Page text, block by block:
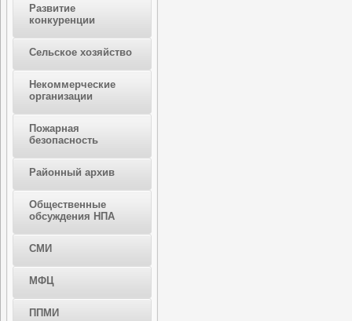
Развитие
конкуренции
Сельское хозяйство
Некоммерческие
организации
Пожарная
безопасность
Районный архив
Общественные
обсуждения НПА
СМИ
МФЦ
ППМИ